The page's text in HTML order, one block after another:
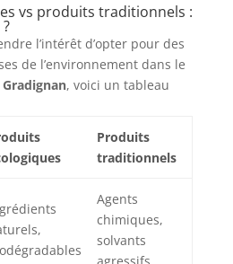
vs produits traditionnels :
l’intérêt d’opter pour des
de l’environnement dans le
, voici un tableau
Produits
traditionnels
Agents
chimiques,
solvants